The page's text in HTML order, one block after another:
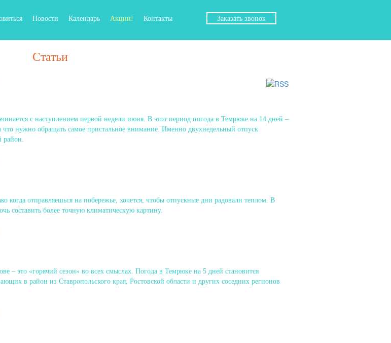
Новости Календарь Акции! Контакты Заказать звонок
Статьи
с наступлением первой недели июня. В этот период погода в Темрюке на 14 дней –
нужно обращать самое пристальное внимание. Именно двухнедельный отпуск
район.
когда отправляешься на побережье, хочется, чтобы отпускные дни радовали теплом. В
составить более точную климатическую картину.
– это «горячий сезон» во всех смыслах. Погода в Темрюке на 5 дней становится
в район из Ставропольского края, Ростовской области и других соседних регионов